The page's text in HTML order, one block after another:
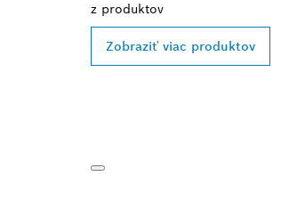
z produktov
Zobraziť viac produktov